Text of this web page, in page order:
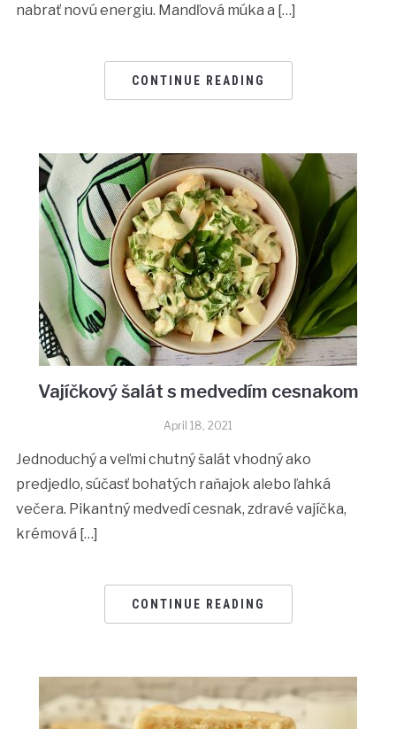
nabrať novú energiu. Mandľová múka a […]
CONTINUE READING
Vajíčkový šalát s medvedím cesnakom
April 18, 2021
Jednoduchý a veľmi chutný šalát vhodný ako
predjedlo, súčasť bohatých raňajok alebo ľahká
večera. Pikantný medvedí cesnak, zdravé vajíčka,
krémová […]
CONTINUE READING